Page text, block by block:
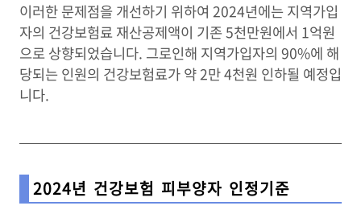
이러한 문제점을 개선하기 위하여 2024년에는 지역가입
자의 건강보험료 재산공제액이 기존 5천만원에서 1억원
으로 상향되었습니다. 그로인해 지역가입자의 90%에 해
당되는 인원의 건강보험료가 약 2만 4천원 인하될 예정입
니다.
2024년 건강보험 피부양자 인정기준